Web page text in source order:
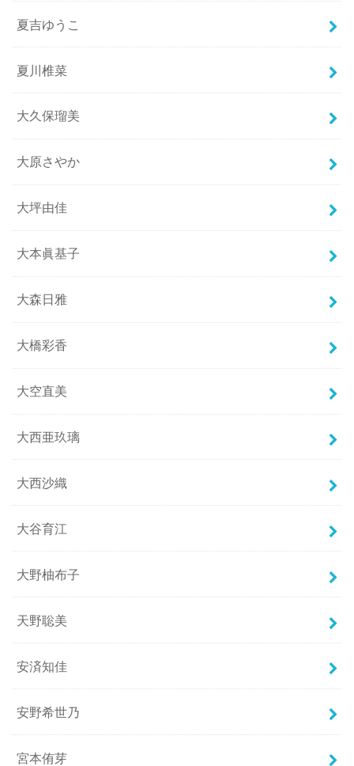
夏吉ゆうこ
夏川椎菜
大久保瑠美
大原さやか
大坪由佳
大本眞基子
大森日雅
大橋彩香
大空直美
大西亜玖璃
大西沙織
大谷育江
大野柚布子
天野聡美
安済知佳
安野希世乃
宮本侑芽